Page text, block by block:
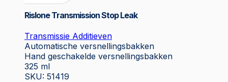
Rislone Transmission Stop Leak
Transmissie Additieven
Automatische versnellingsbakken
Hand geschakelde versnellingsbakken
325 ml
SKU: 51419